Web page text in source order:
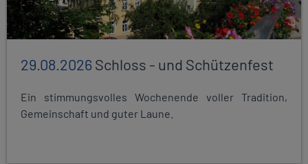
29.08.2026Schloss - und Schützenfest
Ein stimmungsvolles Wochenende voller Tradition,
Gemeinschaft und guter Laune.